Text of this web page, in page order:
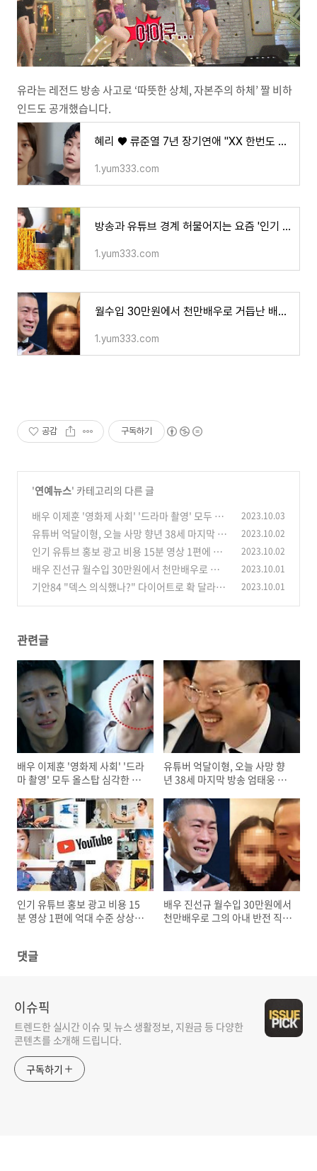
유라는 레전드 방송 사고로 ‘따뜻한 상체, 자본주의 하체’ 짤 비하
인드도 공개했습니다.
혜리 ♥ 류준열 7년 장기연애 "XX 한번도 안해" 고백에 애정 식은거 아니냐는 말 나오고 있는 충격
1.yum333.com
방송과 유튜브 경계 허물어지는 요즘 '인기 유튜브 15분 홍보' 지급 금액 공개되자 톱스타 광고비
1.yum333.com
월수입 30만원에서 천만배우로 거듭난 배우 진선규 그의 아내 반전 직업이 공개 되자 모두가 깜
1.yum333.com
공감 구독하기
'연예뉴스' 카테고리의 다른 글
배우 이제훈 '영화제 사회' '드라마 촬영' 모두 올
스탑 심각한 현재 상황
(0)
2023.10.03
유튜버 억달이형, 오늘 사망 향년 38세 마지막 방
송 엄태웅 발언 논란 (0)
2023.10.02
인기 유튜브 홍보 광고 비용 15분 영상 1편에 억
대 수준 상상초월 화제 (0)
2023.10.02
배우 진선규 월수입 30만원에서 천만배우로 그의
아내 반전 직업 화제
(1)
2023.10.01
기안84 "덱스 의식했나?" 다이어트로 확 달라진
2023.10.01
관련글
배우 이제훈 '영화제 사회' '드라
마 촬영' 모두 올스탑 심각한 현
유튜버 억달이형, 오늘 사망 향
년 38세 마지막 방송 엄태웅 발
인기 유튜브 홍보 광고 비용 15
분 영상 1편에 억대 수준 상상초
배우 진선규 월수입 30만원에서
천만배우로 그의 아내 반전 직업
댓글
이슈픽
트렌드한 실시간 이슈 및 뉴스 생활정보, 지원금 등 다양한
콘텐츠를 소개해 드립니다.
구독하기